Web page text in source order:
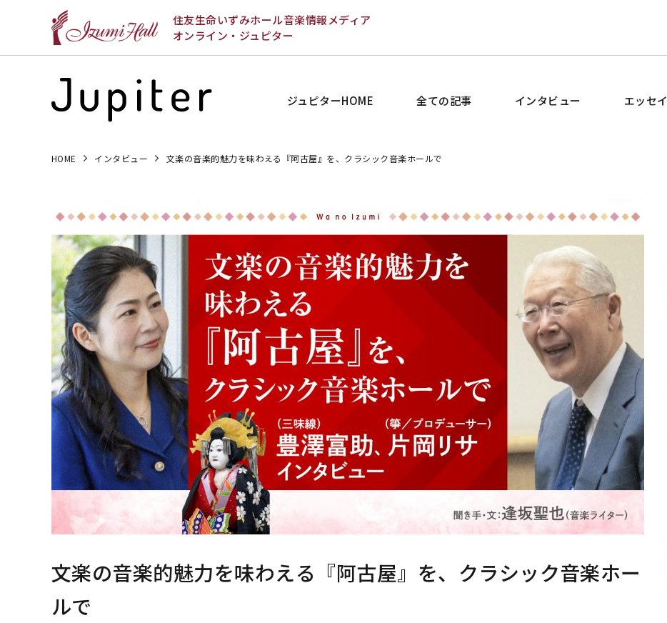
住友生命いずみホール音楽情報メディア
オンライン・ジュピター
ジュピターHOME 全ての記事 インタビュー エッセイ
HOME インタビュー 文楽の音楽的魅力を味わえる『阿古屋』を、クラシック音楽ホールで
文楽の音楽的魅力を味わえる『阿古屋』を、クラシック音楽ホー
ルで